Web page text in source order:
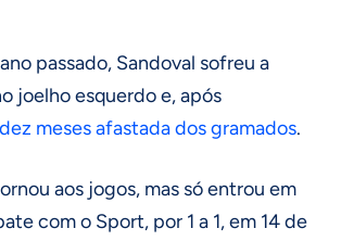
passado, Sandoval sofreu a
joelho esquerdo e, após
meses afastada dos gramados.
aos jogos, mas só entrou em
com o Sport, por 1 a 1, em 14 de